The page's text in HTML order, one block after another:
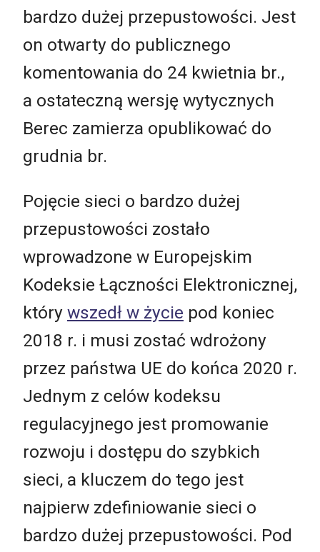
bardzo dużej przepustowości. Jest
on otwarty do publicznego
komentowania do 24 kwietnia br.,
a ostateczną wersję wytycznych
Berec zamierza opublikować do
grudnia br.
Pojęcie sieci o bardzo dużej
przepustowości zostało
wprowadzone w Europejskim
Kodeksie Łączności Elektronicznej,
który wszedł w życie pod koniec
2018 r. i musi zostać wdrożony
przez państwa UE do końca 2020 r.
Jednym z celów kodeksu
regulacyjnego jest promowanie
rozwoju i dostępu do szybkich
sieci, a kluczem do tego jest
najpierw zdefiniowanie sieci o
bardzo dużej przepustowości. Pod